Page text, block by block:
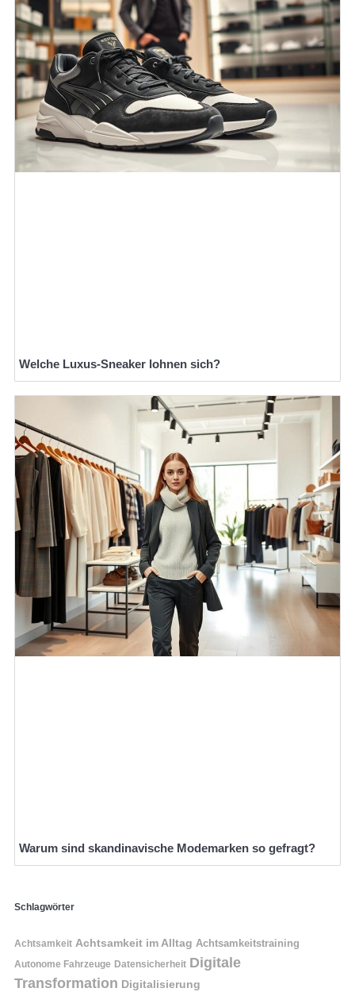
Welche Luxus-Sneaker lohnen sich?
Warum sind skandinavische Modemarken so gefragt?
Schlagwörter
Achtsamkeit Achtsamkeit im Alltag Achtsamkeitstraining
Autonome Fahrzeuge Datensicherheit Digitale
Transformation Digitalisierung